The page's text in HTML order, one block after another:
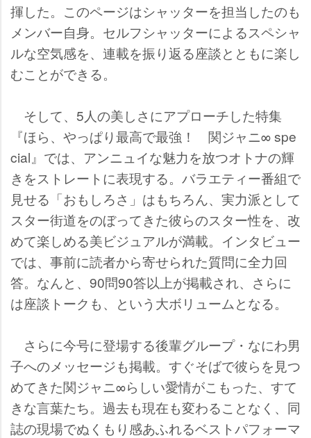
揮した。このページはシャッターを担当したのも
メンバー自身。セルフシャッターによるスペシャ
ルな空気感を、連載を振り返る座談とともに楽し
むことができる。
そして、5人の美しさにアプローチした特集
『ほら、やっぱり最高で最強！ 関ジャニ∞ spe
cial』では、アンニュイな魅力を放つオトナの輝
きをストレートに表現する。バラエティー番組で
見せる「おもしろさ」はもちろん、実力派として
スター街道をのぼってきた彼らのスター性を、改
めて楽しめる美ビジュアルが満載。インタビュー
では、事前に読者から寄せられた質問に全力回
答。なんと、90問90答以上が掲載され、さらに
は座談トークも、という大ボリュームとなる。
さらに今号に登場する後輩グループ・なにわ男
子へのメッセージも掲載。すぐそばで彼らを見つ
めてきた関ジャニ∞らしい愛情がこもった、すて
きな言葉たち。過去も現在も変わることなく、同
誌の現場でぬくもり感あふれるベストパフォーマ